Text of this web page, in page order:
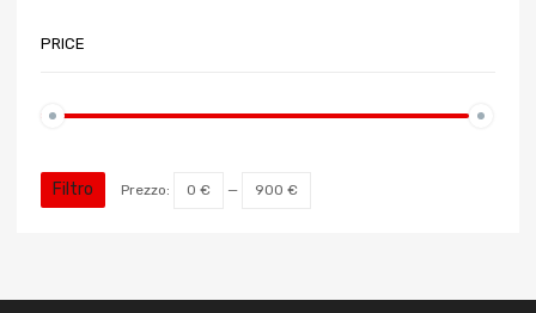
PRICE
Filtro Prezzo: 0 € — 900 €